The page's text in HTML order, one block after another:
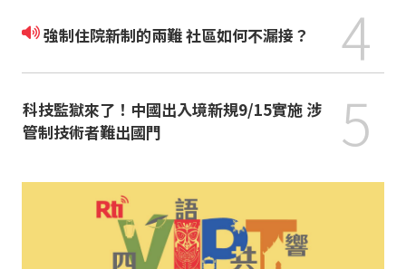
強制住院新制的兩難 社區如何不漏接？ 4
科技監獄來了！中國出入境新規9/15實施 涉
管制技術者難出國門
5